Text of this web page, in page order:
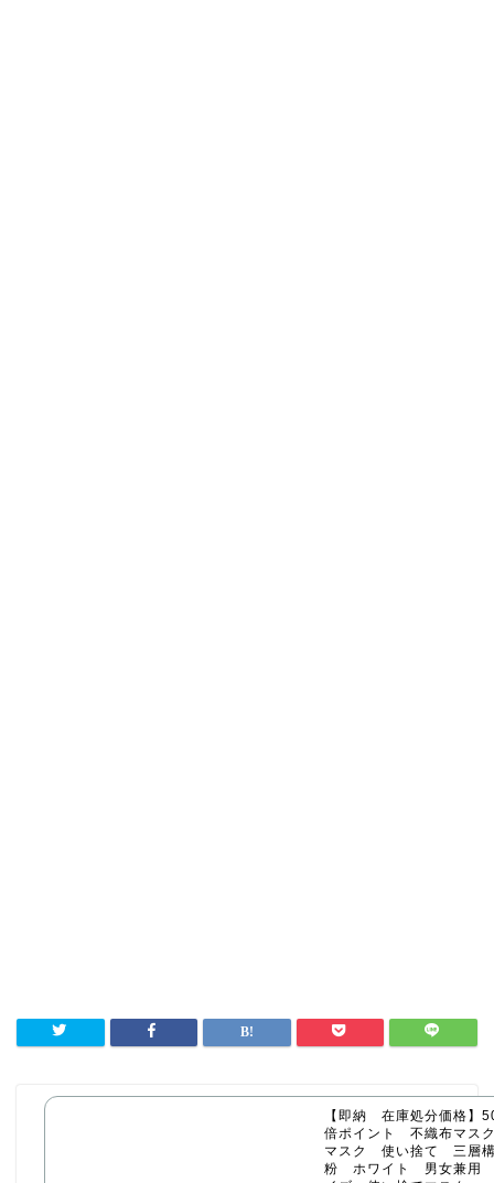
【即納 在庫処分価格
倍ポイント 不織布マ
マスク 使い捨て 三層
粉 ホワイト 男女兼用